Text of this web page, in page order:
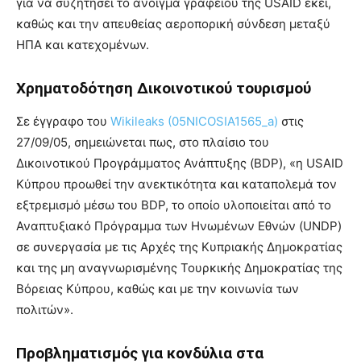
καθώς και την απευθείας αεροπορική σύνδεση μεταξύ
ΗΠΑ και κατεχομένων.
Χρηματοδότηση Δικοινοτικού τουρισμού
Σε έγγραφο του Wikileaks (05NICOSIA1565_a) στις
27/09/05, σημειώνεται πως, στο πλαίσιο του
Δικοινοτικού Προγράμματος Ανάπτυξης (BDP), «η USAID
Κύπρου προωθεί την ανεκτικότητα και καταπολεμά τον
εξτρεμισμό μέσω του BDP, το οποίο υλοποιείται από το
Αναπτυξιακό Πρόγραμμα των Ηνωμένων Εθνών (UNDP)
σε συνεργασία με τις Αρχές της Κυπριακής Δημοκρατίας
και της μη αναγνωρισμένης Τουρκικής Δημοκρατίας της
Βόρειας Κύπρου, καθώς και με την κοινωνία των
πολιτών».
Προβληματισμός για κονδύλια στα